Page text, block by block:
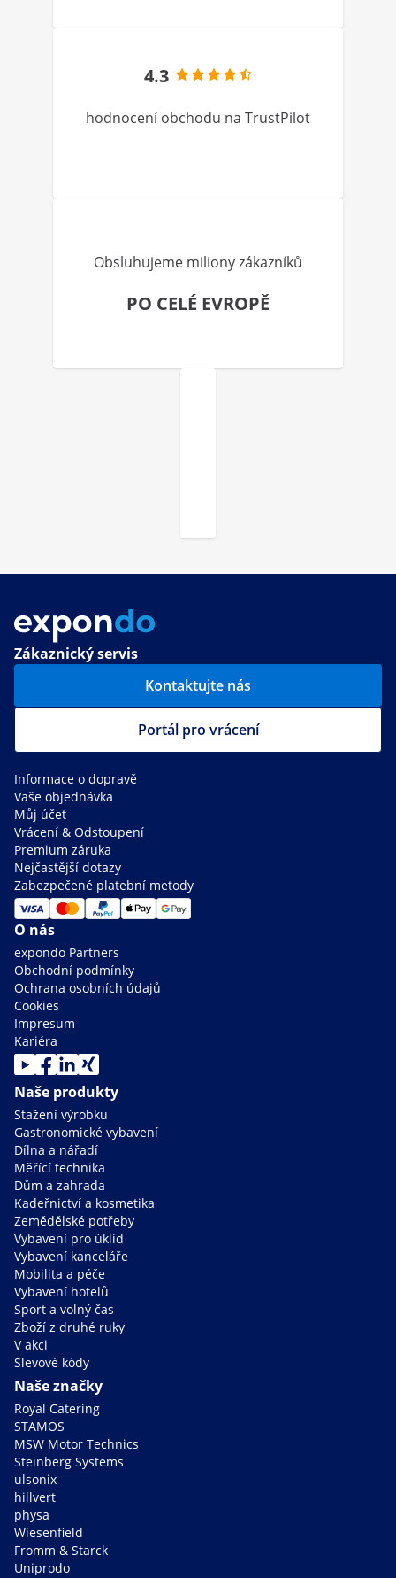
4.3
hodnocení obchodu na TrustPilot
Obsluhujeme miliony zákazníků
PO CELÉ EVROPĚ
Zákaznický servis
Kontaktujte nás
Portál pro vrácení
Informace o dopravě
Vaše objednávka
Můj účet
Vrácení & Odstoupení
Premium záruka
Nejčastější dotazy
Zabezpečené platební metody
O nás
expondo Partners
Obchodní podmínky
Ochrana osobních údajů
Cookies
Impresum
Kariéra
Naše produkty
Stažení výrobku
Gastronomické vybavení
Dílna a nářadí
Měřící technika
Dům a zahrada
Kadeřnictví a kosmetika
Zemědělské potřeby
Vybavení pro úklid
Vybavení kanceláře
Mobilita a péče
Vybavení hotelů
Sport a volný čas
Zboží z druhé ruky
V akci
Slevové kódy
Naše značky
Royal Catering
STAMOS
MSW Motor Technics
Steinberg Systems
ulsonix
hillvert
physa
Wiesenfield
Fromm & Starck
Uniprodo